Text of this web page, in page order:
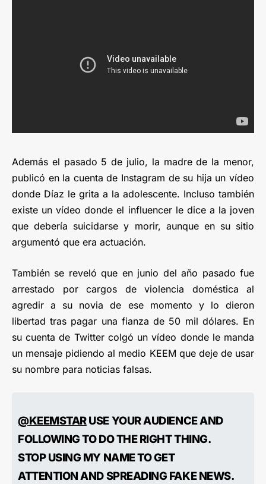
Además el pasado 5 de julio, la madre de la menor,
publicó en la cuenta de Instagram de su hija un vídeo
donde Díaz le grita a la adolescente. Incluso también
existe un vídeo donde el influencer le dice a la joven
que debería suicidarse y morir, aunque en su sitio
argumentó que era actuación.
También se reveló que en junio del año pasado fue
arrestado por cargos de violencia doméstica al
agredir a su novia de ese momento y lo dieron
libertad tras pagar una fianza de 50 mil dólares. En
su cuenta de Twitter colgó un vídeo donde le manda
un mensaje pidiendo al medio KEEM que deje de usar
su nombre para noticias falsas.
@KEEMSTARUSE YOUR AUDIENCE AND
FOLLOWING TO DO THE RIGHT THING.
STOP USING MY NAME TO GET
ATTENTION AND SPREADING FAKE NEWS.